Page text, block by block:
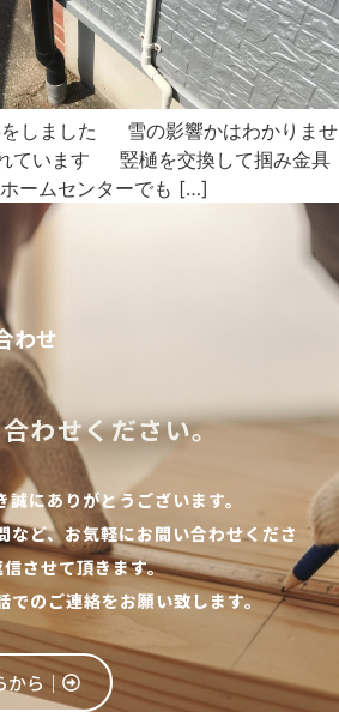
をしました 雪の影響かはわかりませ
ています 竪樋を交換して掴み金具
ームセンターでも […]
わせ
わせください。
にありがとうございます。
など、お気軽にお問い合わせくださ
させて頂きます。
でのご連絡をお願い致します。
から│